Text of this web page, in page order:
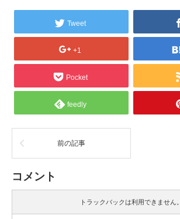
Tweet
+1
Pocket
feedly
前の記事
コメント
トラックバックは利用できません。